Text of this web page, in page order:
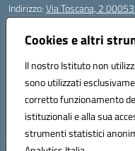
Cookies e altri
Il nostro Istituto non
sono utilizzati
corretto funzionamento
istituzionali e alla sua
strumenti statistici
Indirizzo:Via Toscana, 2
Centralino:
Posta elettronica certificata
Codice fiscale: 91038380589
Codice meccanografico:
Codice Indice delle Pubbliche
Codice unico di fatturazione